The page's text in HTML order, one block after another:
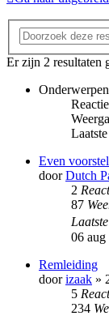
Er zijn 2 resultaten
Onderwerpen
Even
doorDutch
2
87
06
Remleiding
doorizaak »
5
234